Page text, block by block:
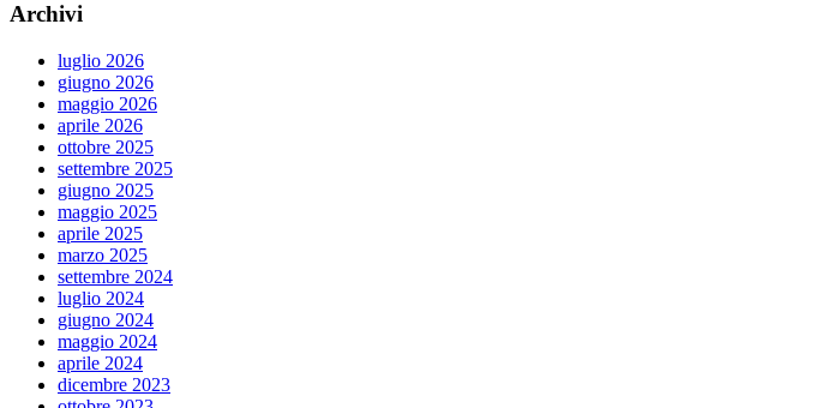
Archivi
luglio 2026
giugno 2026
maggio 2026
aprile 2026
ottobre 2025
settembre 2025
giugno 2025
maggio 2025
aprile 2025
marzo 2025
settembre 2024
luglio 2024
giugno 2024
maggio 2024
aprile 2024
dicembre 2023